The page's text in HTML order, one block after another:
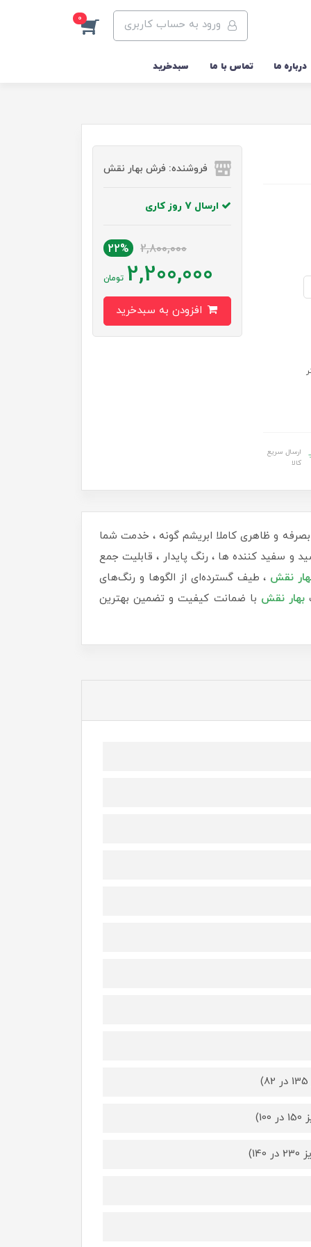
ورود به حساب کاربری 0
درباره ما تماس با ما سبدخرید
ارسال سریع
کالا
فروشنده: فرش بهار نقش
ارسال 7 روز کاری
2,800,000
22%
2,200,000 تومان
و ظاهری کاملا ابریشم گونه ، خدمت شما
و سفید کننده ها ، رنگ پایدار ، قابلیت جمع
نقش ، طیف گسترده‌ای از الگوها و رنگ‌های
بهار نقش با ضمانت کیفیت و تضمین بهترین